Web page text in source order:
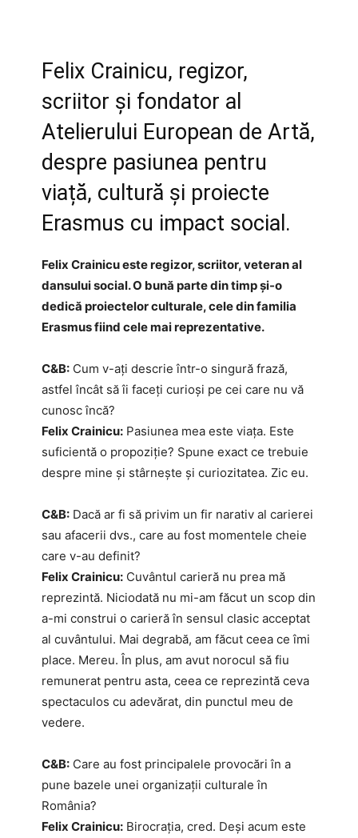
Felix Crainicu, regizor,
scriitor și fondator al
Atelierului European de Artă,
despre pasiunea pentru
viață, cultură și proiecte
Erasmus cu impact social.
Felix Crainicu este regizor, scriitor, veteran al
dansului social. O bună parte din timp și-o
dedică proiectelor culturale, cele din familia
Erasmus fiind cele mai reprezentative.
C&B: Cum v-ați descrie într-o singură frază,
astfel încât să îi faceți curioși pe cei care nu vă
cunosc încă?
Felix Crainicu: Pasiunea mea este viața. Este
suficientă o propoziție? Spune exact ce trebuie
despre mine și stârnește și curiozitatea. Zic eu.
C&B: Dacă ar fi să privim un fir narativ al carierei
sau afacerii dvs., care au fost momentele cheie
care v-au definit?
Felix Crainicu: Cuvântul carieră nu prea mă
reprezintă. Niciodată nu mi-am făcut un scop din
a-mi construi o carieră în sensul clasic acceptat
al cuvântului. Mai degrabă, am făcut ceea ce îmi
place. Mereu. În plus, am avut norocul să fiu
remunerat pentru asta, ceea ce reprezintă ceva
spectaculos cu adevărat, din punctul meu de
vedere.
C&B: Care au fost principalele provocări în a
pune bazele unei organizații culturale în
România?
Felix Crainicu: Birocrația, cred. Deși acum este